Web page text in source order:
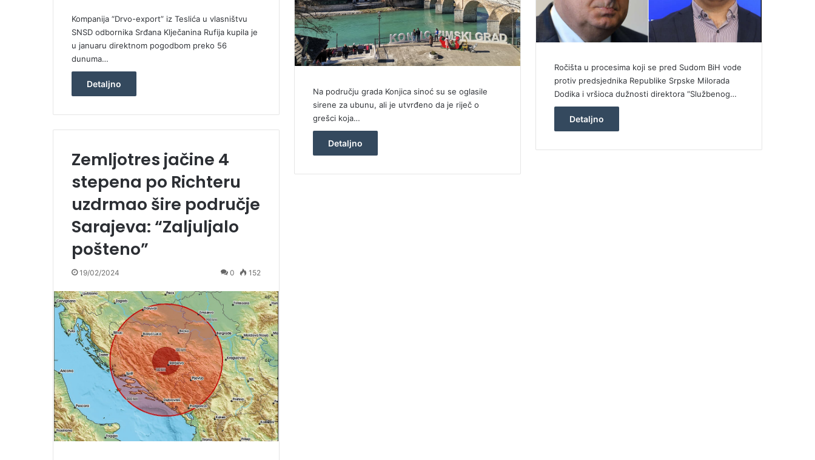
Kompanija “Drvo-export” iz Teslića u vlasništvu
SNSD odbornika Srđana Klječanina Rufija kupila je
u januaru direktnom pogodbom preko 56
dunuma…
Detaljno
Ročišta u procesima koji se pred Sudom BiH vode
protiv predsjednika Republike Srpske Milorada
Dodika i vršioca dužnosti direktora “Službenog…
Detaljno
Na području grada Konjica sinoć su se oglasile
sirene za ubunu, ali je utvrđeno da je riječ o
grešci koja…
Detaljno
Zemljotres jačine 4
stepena po Richteru
uzdrmao šire područje
Sarajeva: “Zaljuljalo
pošteno”
19/02/2024 0 152